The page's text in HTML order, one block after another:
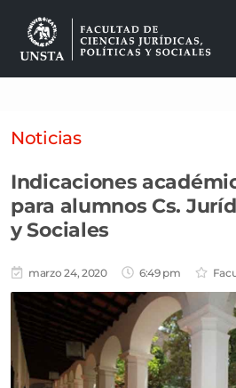
Noticias
Indicaciones
para alumnos Cs.
y Sociales
marzo 24, 2020 6:49 pm